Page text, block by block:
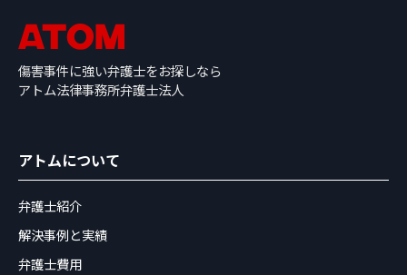
傷害事件に強い弁護士をお探しなら
アトム法律事務所弁護士法人
アトムについて
弁護士紹介
解決事例と実績
弁護士費用